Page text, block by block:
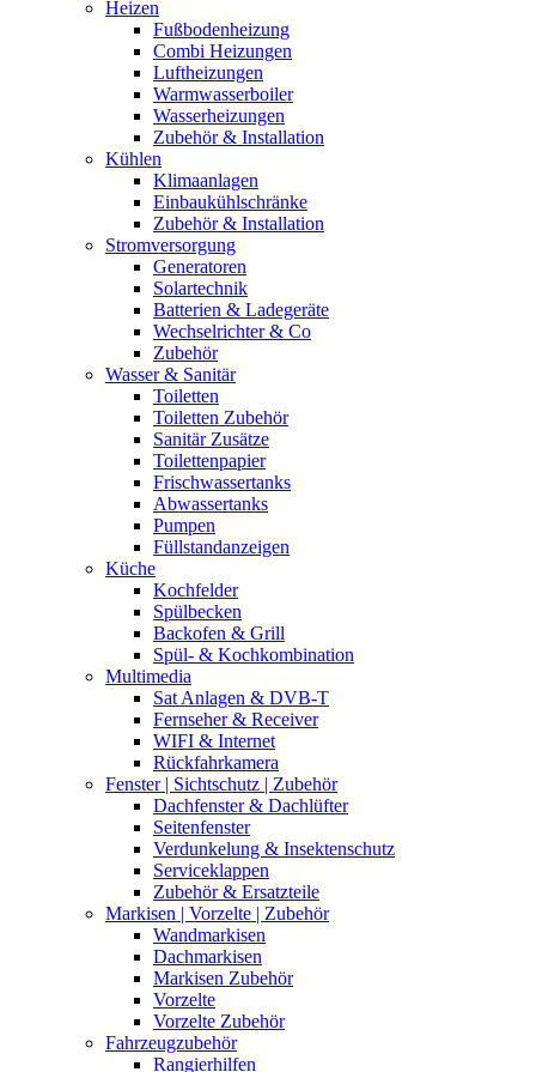
Heizen
Fußbodenheizung
Combi Heizungen
Luftheizungen
Warmwasserboiler
Wasserheizungen
Zubehör & Installation
Kühlen
Klimaanlagen
Einbaukühlschränke
Zubehör & Installation
Stromversorgung
Generatoren
Solartechnik
Batterien & Ladegeräte
Wechselrichter & Co
Zubehör
Wasser & Sanitär
Toiletten
Toiletten Zubehör
Sanitär Zusätze
Toilettenpapier
Frischwassertanks
Abwassertanks
Pumpen
Füllstandanzeigen
Küche
Kochfelder
Spülbecken
Backofen & Grill
Spül- & Kochkombination
Multimedia
Sat Anlagen & DVB-T
Fernseher & Receiver
WIFI & Internet
Rückfahrkamera
Fenster | Sichtschutz | Zubehör
Dachfenster & Dachlüfter
Seitenfenster
Verdunkelung & Insektenschutz
Serviceklappen
Zubehör & Ersatzteile
Markisen | Vorzelte | Zubehör
Wandmarkisen
Dachmarkisen
Markisen Zubehör
Vorzelte
Vorzelte Zubehör
Fahrzeugzubehör
Rangierhilfen